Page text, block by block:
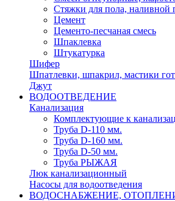
Стяжки для пола, наливной
Цемент
Цементо-песчаная смесь
Шпаклевка
Штукатурка
Шифер
Шпатлевки, шпакрил, мастики
Джут
ВОДООТВЕДЕНИЕ
Канализация
Комплектующие к
Труба D-110 мм.
Труба D-160 мм.
Труба D-50 мм.
Труба РЫЖАЯ
Люк канализационный
Насосы для водоотведения
ВОДОСНАБЖЕНИЕ,